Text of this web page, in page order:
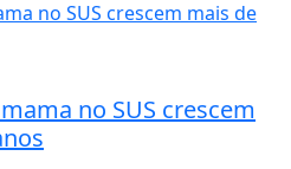
no SUS crescem